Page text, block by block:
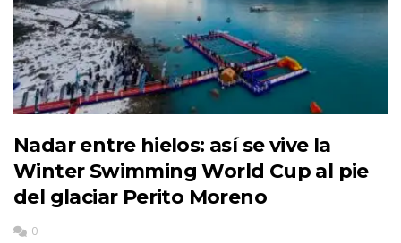
Nadar entre hielos: así se vive la
Winter Swimming World Cup al pie
del glaciar Perito Moreno
0